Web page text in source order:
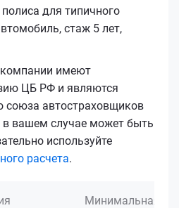
для типичного
стаж 5 лет,
компании имеют
ЦБ РФ и являются
союза автостраховщиков
в вашем случае может быть
используйте
расчета.
Минимальная